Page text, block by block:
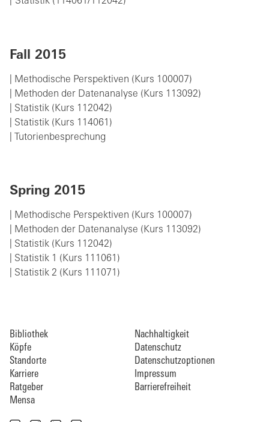
Fall 2015
| Methodische Perspektiven (Kurs 100007)
| Methoden der Datenanalyse (Kurs 113092)
| Statistik (Kurs 112042)
| Statistik (Kurs 114061)
| Tutorienbesprechung
Spring 2015
| Methodische Perspektiven (Kurs 100007)
| Methoden der Datenanalyse (Kurs 113092)
| Statistik (Kurs 112042)
| Statistik 1 (Kurs 111061)
| Statistik 2 (Kurs 111071)
Bibliothek
Köpfe
Standorte
Karriere
Ratgeber
Mensa
Nachhaltigkeit
Datenschutz
Datenschutzoptionen
Impressum
Barrierefreiheit